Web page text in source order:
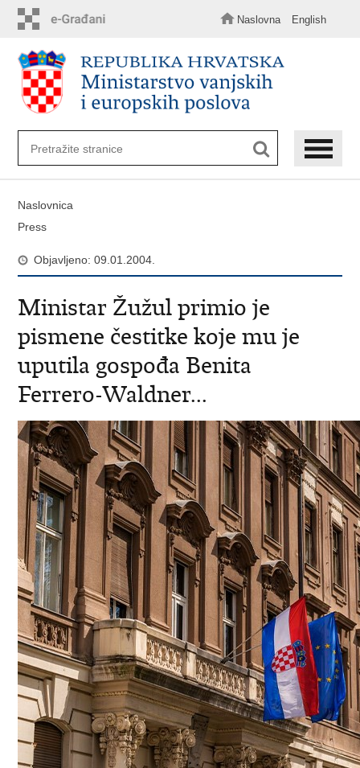
sadržaj
Naslovna English
Naslovnica
Press
Objavljeno: 09.01.2004.
Ministar Žužul primio je
pismene čestitke koje mu je
uputila gospođa Benita
Ferrero-Waldner...